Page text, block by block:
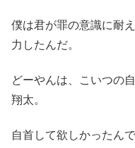
僕は君が罪の意識に耐
力したんだ。
どーやんは、こいつの
翔太。
自首して欲しかったん